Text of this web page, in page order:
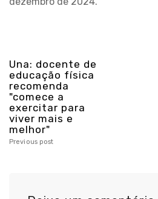
Una: docente de
educação física
recomenda
"comece a
exercitar para
viver mais e
melhor"
Previous post